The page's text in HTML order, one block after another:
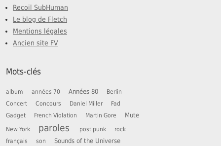
Recoil SubHuman
Le blog de Fletch
Mentions légales
Ancien site FV
Mots-clés
album années 70 Années 80
Berlin
Concert
Concours Daniel Miller
Fad
Gadget
French Violation Martin Gore Mute
New York paroles post punk
rock
français
son Sounds of the Universe